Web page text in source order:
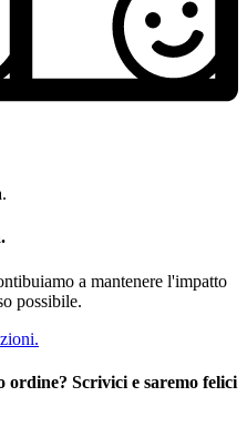
a mantenere l'impatto
possibile.
Scrivici e saremo felici